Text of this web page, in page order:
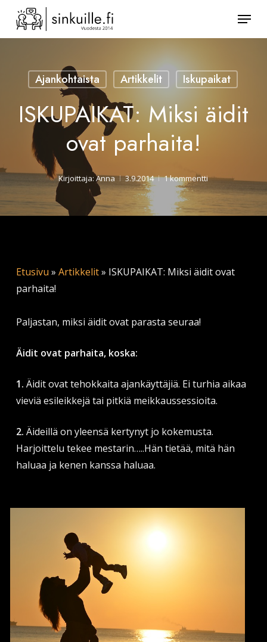
Skip
main
Ajankohtaista Artikkelit Iskupaikat
ISKUPAIKAT: Miksi äidit
ovat parhaita!
Kirjoittaja: Anna 3.9.2014 1 kommentti
Etusivu » Artikkelit» ISKUPAIKAT: Miksi äidit ovat
parhaita!
Paljastan, miksi äidit ovat parasta seuraa!
Äidit ovat parhaita, koska:
1. Äidit ovat tehokkaita ajankäyttäjiä. Ei turhia aikaa
vieviä esileikkejä tai pitkiä meikkaussessioita.
2. Äideillä on yleensä kertynyt jo kokemusta.
Harjoittelu tekee mestarin…..Hän tietää, mitä hän
haluaa ja kenen kanssa haluaa.
Sulje